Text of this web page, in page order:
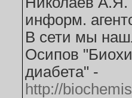
информ.
В сети мы
Осипов
диабета" -
http://